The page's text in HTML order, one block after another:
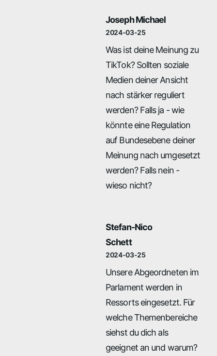
Joseph Michael
2024-03-25
Was ist deine Meinung zu
TikTok? Sollten soziale
Medien deiner Ansicht
nach stärker reguliert
werden? Falls ja - wie
könnte eine Regulation
auf Bundesebene deiner
Meinung nach umgesetzt
werden? Falls nein -
wieso nicht?
Stefan-Nico
Schett
2024-03-25
Unsere Abgeordneten im
Parlament werden in
Ressorts eingesetzt. Für
welche Themenbereiche
siehst du dich als
geeignet an und warum?